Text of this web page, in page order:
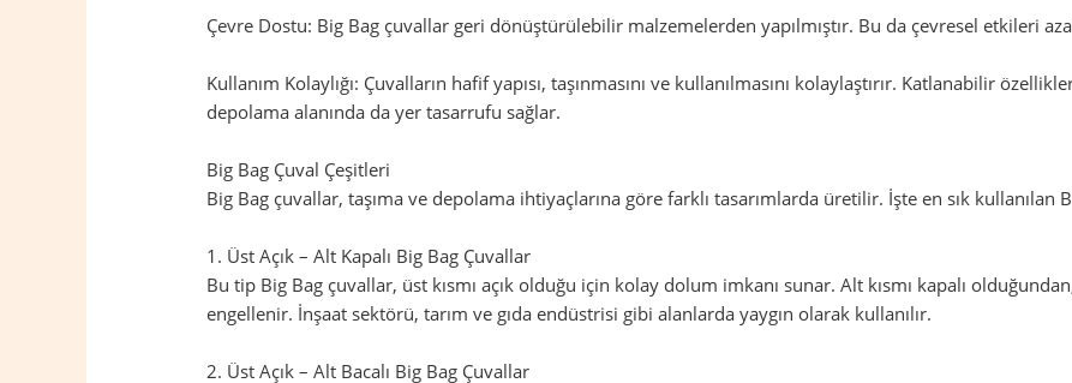
Çevre Dostu: Big Bag çuvallar geri dönüştürülebilir malzemelerden yapılmıştır. Bu da çevresel etkileri
Kullanım Kolaylığı: Çuvalların hafif yapısı, taşınmasını ve kullanılmasını kolaylaştırır. Katlanabilir
depolama alanında da yer tasarrufu sağlar.
Big Bag Çuval Çeşitleri
Big Bag çuvallar, taşıma ve depolama ihtiyaçlarına göre farklı tasarımlarda üretilir. İşte en sık kullanılan
1. Üst Açık – Alt Kapalı Big Bag Çuvallar
Bu tip Big Bag çuvallar, üst kısmı açık olduğu için kolay dolum imkanı sunar. Alt kısmı kapalı
engellenir. İnşaat sektörü, tarım ve gıda endüstrisi gibi alanlarda yaygın olarak kullanılır.
2. Üst Açık – Alt Bacalı Big Bag Çuvallar